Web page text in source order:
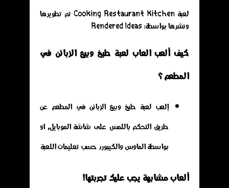
لعبة Cooking Restaurant Kitchen تم تطويرها
ونشرها بواسطة: Rendered Ideas
كيف ألعب العاب لعبة طبخ وبيع الزبائن في
المطعم ؟
إلعب لعبة طبخ وبيع الزبائن في المطعم عن
طريق التحكم باللمس على شاشة الموبايل, او
بواسطة الماوس والكيبورد حسب تعليمات اللعبة
ألعاب مشابهة يجب عليك تجربتها!